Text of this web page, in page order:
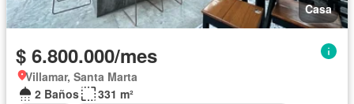
Casa
$ 6.800.000/mes
Villamar, Santa Marta
2 Baños
331 m²